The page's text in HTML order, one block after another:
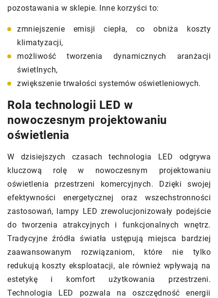
pozostawania w sklepie. Inne korzyści to:
zmniejszenie emisji ciepła, co obniża koszty
klimatyzacji,
możliwość tworzenia dynamicznych aranżacji
świetlnych,
zwiększenie trwałości systemów oświetleniowych.
Rola technologii LED w
nowoczesnym projektowaniu
oświetlenia
W dzisiejszych czasach technologia LED odgrywa
kluczową rolę w nowoczesnym projektowaniu
oświetlenia przestrzeni komercyjnych. Dzięki swojej
efektywności energetycznej oraz wszechstronności
zastosowań, lampy LED zrewolucjonizowały podejście
do tworzenia atrakcyjnych i funkcjonalnych wnętrz.
Tradycyjne źródła światła ustępują miejsca bardziej
zaawansowanym rozwiązaniom, które nie tylko
redukują koszty eksploatacji, ale również wpływają na
estetykę i komfort użytkowania przestrzeni.
Technologia LED pozwala na oszczędność energii